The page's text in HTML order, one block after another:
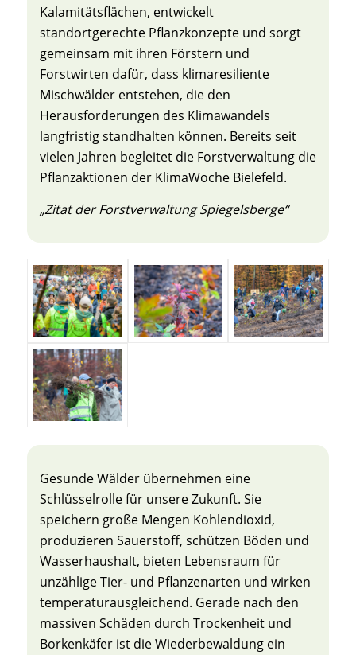
Kalamitätsflächen, entwickelt
standortgerechte Pflanzkonzepte und sorgt
gemeinsam mit ihren Förstern und
Forstwirten dafür, dass klimaresiliente
Mischwälder entstehen, die den
Herausforderungen des Klimawandels
langfristig standhalten können. Bereits seit
vielen Jahren begleitet die Forstverwaltung die
Pflanzaktionen der KlimaWoche Bielefeld.
„Zitat der Forstverwaltung Spiegelsberge“
Gesunde Wälder übernehmen eine
Schlüsselrolle für unsere Zukunft. Sie
speichern große Mengen Kohlendioxid,
produzieren Sauerstoff, schützen Böden und
Wasserhaushalt, bieten Lebensraum für
unzählige Tier- und Pflanzenarten und wirken
temperaturausgleichend. Gerade nach den
massiven Schäden durch Trockenheit und
Borkenkäfer ist die Wiederbewaldung ein